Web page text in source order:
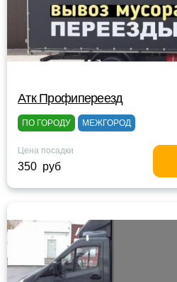
Атк Профипереезд
ПО ГОРОДУ МЕЖГОРОД
Цена посадки
350 руб